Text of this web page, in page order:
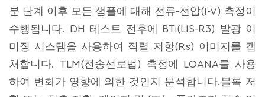
분 단계 이후 모든 샘플에 대해 전류-전압(I-V) 측정이
수행됩니다. DH 테스트 전후에 BTi(LIS-R3) 발광 이
미징 시스템을 사용하여 직렬 저항(Rs) 이미지를 캡
처합니다. TLM(전송선로법) 측정에 LOANA를 사용
하여 변화가 영향에 의한 것인지 분석합니다.블록 저